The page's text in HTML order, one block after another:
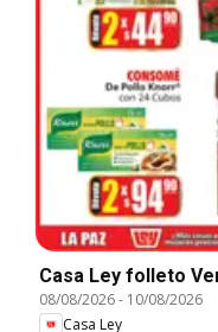
Casa Ley folleto
08/08/2026- 10/08/2026
Casa Ley